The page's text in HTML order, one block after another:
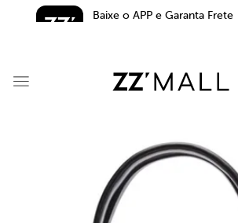
Baixe o APP e Garanta Frete